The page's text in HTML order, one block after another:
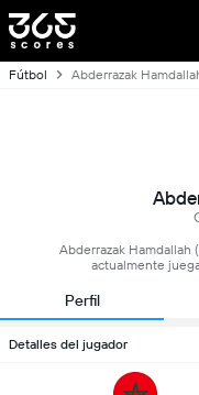
Fútbol Abderrazak
Abderrazak
actualmente
Perfil
Detalles del jugador